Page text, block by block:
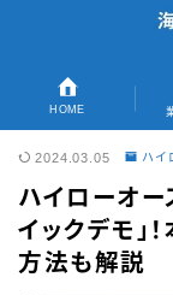
MENU
TOPページ
短期取引完
HOME
2024.03.05 ハイ
ハイローオー
イックデモ」
方法も解説